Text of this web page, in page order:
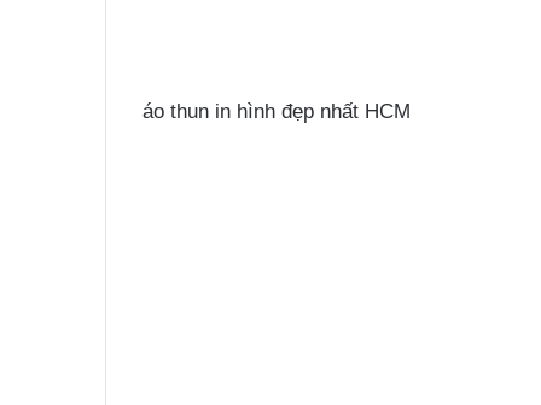
áo thun in hình đẹp nhất HCM